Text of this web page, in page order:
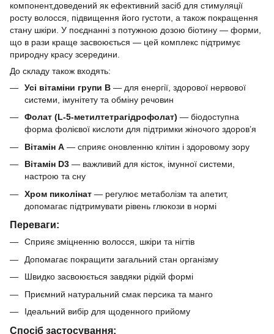
компонент,доведений як ефективний засіб для стимуляції
росту волосся, підвищення його густоти, а також покращення
стану шкіри. У поєднанні з потужною дозою біотину — форми,
що в рази краще засвоюється — цей комплекс підтримує
природну красу зсередини.
До складу також входять:
Усі вітаміни групи B — для енергії, здорової нервової
системи, імунітету та обміну речовин
Фолат (L-5-метилтетрагідрофолат) — біодоступна
форма фолієвої кислоти для підтримки жіночого здоров’я
Вітамін A — сприяє оновленню клітин і здоровому зору
Вітамін D3 — важливий для кісток, імунної системи,
настрою та сну
Хром пиколінат — регулює метаболізм та апетит,
допомагає підтримувати рівень глюкози в нормі
Переваги:
Сприяє зміцненню волосся, шкіри та нігтів
Допомагає покращити загальний стан організму
Швидко засвоюється завдяки рідкій формі
Приємний натуральний смак персика та манго
Ідеальний вибір для щоденного прийому
Спосіб застосування: